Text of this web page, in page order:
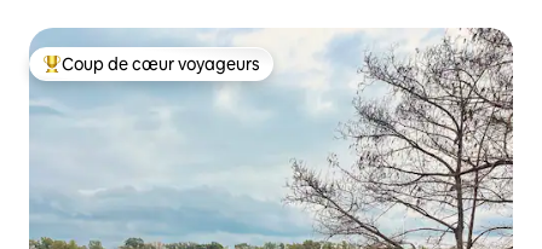
Coups de cœur voyageurs les plus appréciés
Coup de cœur voyageurs